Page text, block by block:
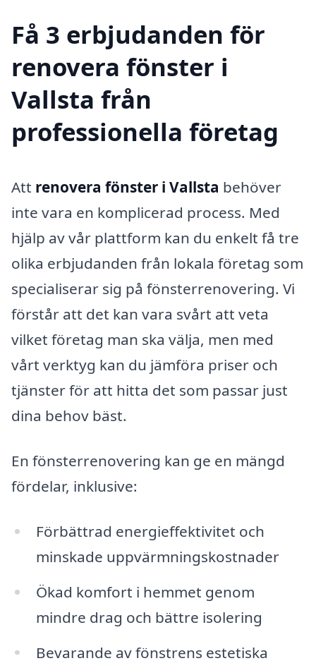
Få 3 erbjudanden för
renovera fönster i
Vallsta från
professionella företag
Att renovera fönster i Vallsta behöver
inte vara en komplicerad process. Med
hjälp av vår plattform kan du enkelt få tre
olika erbjudanden från lokala företag som
specialiserar sig på fönsterrenovering. Vi
förstår att det kan vara svårt att veta
vilket företag man ska välja, men med
vårt verktyg kan du jämföra priser och
tjänster för att hitta det som passar just
dina behov bäst.
En fönsterrenovering kan ge en mängd
fördelar, inklusive:
Förbättrad energieffektivitet och
minskade uppvärmningskostnader
Ökad komfort i hemmet genom
mindre drag och bättre isolering
Bevarande av fönstrens estetiska